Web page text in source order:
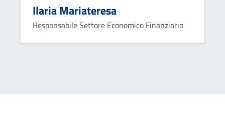
Ilaria Mariateresa
Responsabile Settore Economico Finanziario